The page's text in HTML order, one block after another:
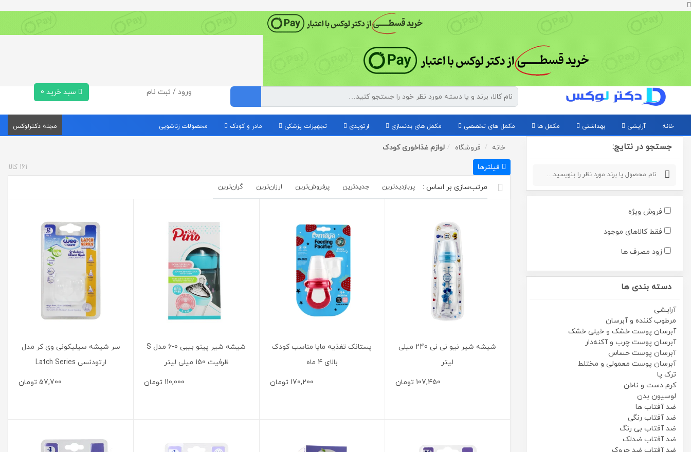
ورود / ثبت نام سبد خرید 0
خانه آرایشی بهداشتی مکمل ها مکمل های تخصصی مکمل های بدنسازی ارتوپدی تجهیزات پزشکی مادر و کودک محصولات زناشویی مجله دکترلوکس
جستجو در نتایج:
فروش ویژه
فقط کالاهای موجود
زود مصرف ها
دسته بندی ها
آرایشی
مرطوب کننده و آبرسان
آبرسان پوست خشک و خیلی خشک
آبرسان پوست چرب و آکنه‌دار
آبرسان پوست حساس
آبرسان پوست معمولی و مختلط
ترک پا
کرم دست و ناخن
لوسیون بدن
ضد آفتاب ها
ضد آفتاب رنگی
ضد آفتاب بی رنگ
ضد آفتاب ضدلک
خانه فروشگاه
لوازم غذاخوری کودک
فیلترها
161 کالا
پربازدیدترین جدیدترین پرفروش‌ترین‌ ارزان‌ترین گران‌ترین
شیشه شیر نیو نی نی 240 میلی
لیتر
107,450 تومان
پستانک تغذیه مایا مناسب کودک
بالای 4 ماه
170,200 تومان
شیشه شیر پینو بیبی 0-6 مدل S
ظرفیت 150 میلی لیتر
110,000 تومان
سر شیشه سیلیکونی وی کر مدل
ارتودنسی Latch Series
57,700 تومان